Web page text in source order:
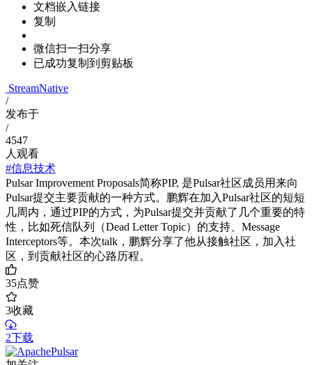
文档嵌入链接
复制
微信扫一扫分享
已成功复制到剪贴板
StreamNative
/
发布于
/
4547
人观看
#信息技术
Pulsar Improvement Proposals简称PIP, 是Pulsar社区成员用来向
Pulsar提交主要贡献的一种方式。鹏辉在加入Pulsar社区的短短
几周内，通过PIP的方式，为Pulsar提交并贡献了几个重要的特
性，比如死信队列（Dead Letter Topic）的支持、Message
Interceptors等。本次talk，鹏辉分享了他从接触社区，加入社
区，到贡献社区的心路历程。
35点赞
3收藏
2下载